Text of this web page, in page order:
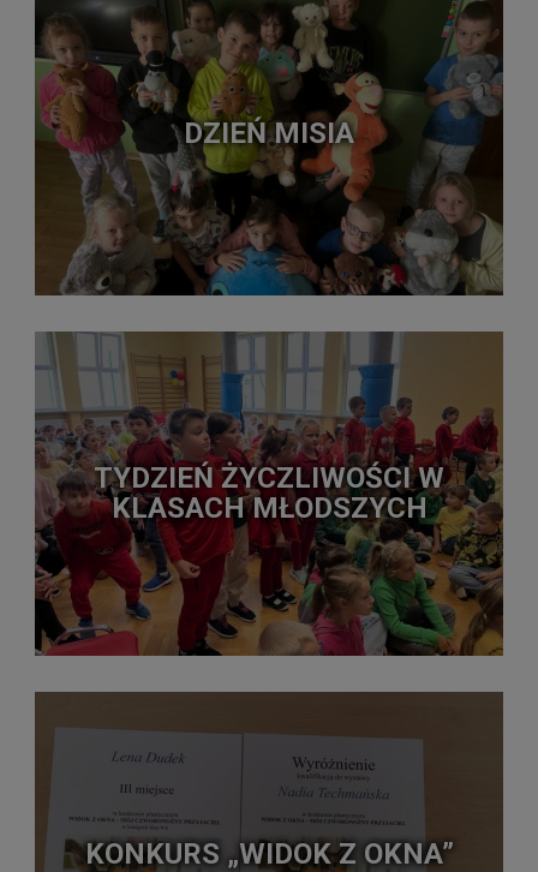
DZIEŃ MISIA
TYDZIEŃ ŻYCZLIWOŚCI W
KLASACH MŁODSZYCH
KONKURS „WIDOK Z OKNA”